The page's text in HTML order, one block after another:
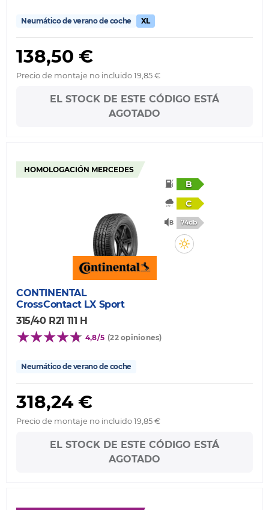
Neumático de verano de coche XL
138,50 €
Precio de montaje no incluido 19,85 €
EL STOCK DE ESTE CÓDIGO ESTÁ
AGOTADO
HOMOLOGACIÓN MERCEDES
B
C
74db
CONTINENTAL
CrossContact LX Sport
315/40 R21 111 H
4,8/5 (22 opiniones)
Neumático de verano de coche
318,24 €
Precio de montaje no incluido 19,85 €
EL STOCK DE ESTE CÓDIGO ESTÁ
AGOTADO